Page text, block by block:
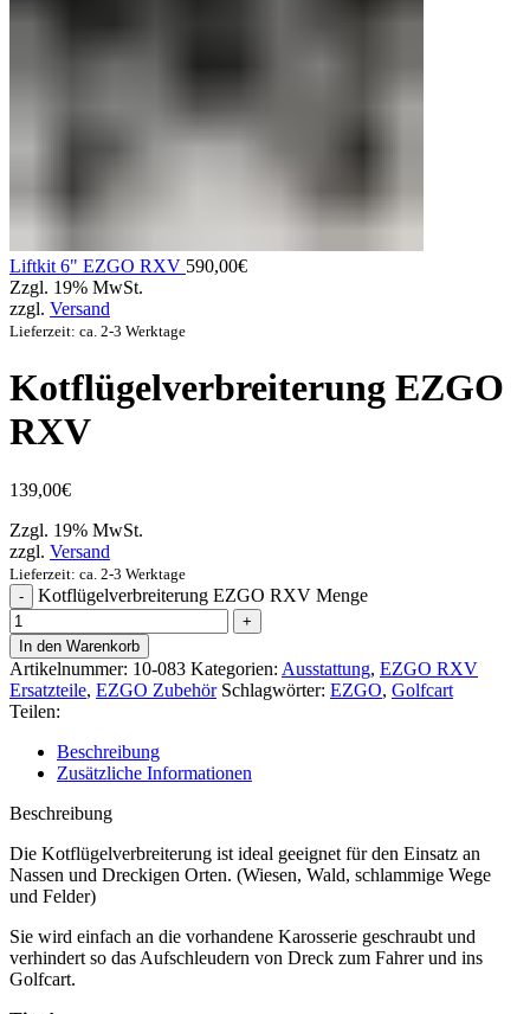
Liftkit 6" EZGO RXV 590,00€
Zzgl. 19% MwSt.
zzgl. Versand
Lieferzeit: ca. 2-3 Werktage
Kotflügelverbreiterung EZGO
RXV
139,00€
Zzgl. 19% MwSt.
zzgl. Versand
Lieferzeit: ca. 2-3 Werktage
Kotflügelverbreiterung EZGO RXV Menge
In den Warenkorb
Artikelnummer: 10-083 Kategorien: Ausstattung, EZGO RXV
Ersatzteile, EZGO Zubehör Schlagwörter: EZGO, Golfcart
Teilen:
Beschreibung
Zusätzliche Informationen
Beschreibung
Die Kotflügelverbreiterung ist ideal geeignet für den Einsatz an
Nassen und Dreckigen Orten. (Wiesen, Wald, schlammige Wege
und Felder)
Sie wird einfach an die vorhandene Karosserie geschraubt und
verhindert so das Aufschleudern von Dreck zum Fahrer und ins
Golfcart.